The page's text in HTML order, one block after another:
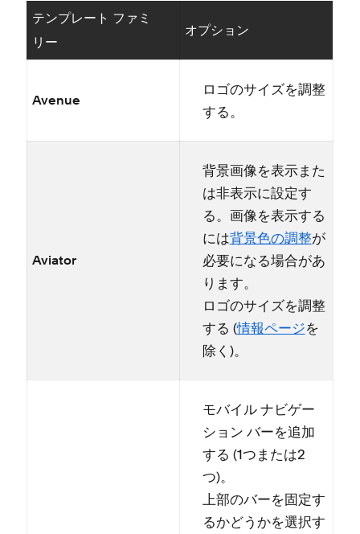
テンプレ⁠ート フ⁠ァミ
リ⁠ー
オプシ⁠ョン
Avenue
ロゴのサイズを調整
する⁠。
Aviator
背景画像を表示また
は非表示に設定す
る⁠。画像を表示する
には背景色の調整が
必要になる場合があ
ります⁠。
ロゴのサイズを調整
する (⁠情報ペ⁠ージを
除く⁠)⁠。
モバイル ナビゲ⁠ー
シ⁠ョン バ⁠ーを追加
する (⁠1つまたは2
つ⁠)⁠。
上部のバ⁠ーを固定す
るかどうかを選択す